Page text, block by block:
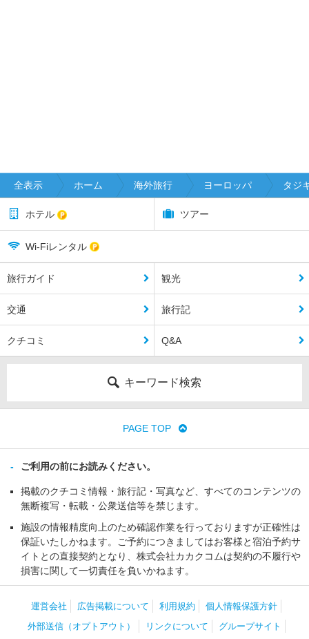
全表示 ホーム 海外旅行 ヨーロッパ タジ
ホテル ツアー
Wi-Fiレンタル
旅行ガイド 観光
交通 旅行記
クチコミ Q&A
キーワード検索
PAGE TOP
ご利用の前にお読みください。
掲載のクチコミ情報・旅行記・写真など、すべてのコンテンツの
無断複写・転載・公衆送信等を禁じます。
施設の情報精度向上のため確認作業を行っておりますが正確性は
保証いたしかねます。ご予約につきましてはお客様と宿泊予約サ
イトとの直接契約となり、株式会社カカクコムは契約の不履行や
損害に関して一切責任を負いかねます。
運営会社 広告掲載について 利用規約
個人情報保護方針
外部送信（オプトアウト）
リンクについて グループサイト